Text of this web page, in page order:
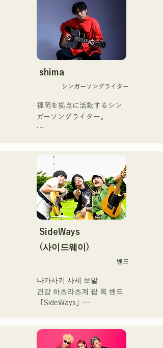
した、ノボせもんなべの応
援歌「ゴールデンブザー」
や、アメリカ留学時代の心
友とコライトした本格的カ
ントリーソング「Life Goes
それらの楽曲を揃えた自身
初のフルアルバム「ONE
2025.12.31にリリースし、
iTunesカントリーアルバム
て」、FBS「福岡く
ん。」、「発見らくちゃ
く！」やFUKUOKA
STREET PARTY、
Hannibal Halloween Music
Festival ,sunset live2019、
鷹祭Summer Boostイベン
トステージにも出演。MCと
してはRugby World
cup2019 Public viewing、競
輪日本一ダービーの場内ア
ナウンス、ラグビー女子日
本代表世界大会スタジアム
滑走屋場内アナウンス、ク
リスマスアドベント、イス
ユニット
コロナ禍に入り、音楽で山
口県を盛り上げたいという
思いからユニットを始動。
当初は動画配信サイトでの
活動のみだったが、2020年
12月より、山口県の地元イ
地元音楽イベントやライブ
ハウスを中心にパフォーマ
ンスをしている。
shima
シンガーソングライター
福岡を拠点に活動するシン
ガーソングライター。
ードの繊細さを併せ持つ楽
曲を届けている。
コンセプトは、「等身大の
ままで。僕とあなたのため
の音楽を。」気持ちが落ち
まう時こそ聴いてほしい。
自分自身も迷いや葛藤を抱
作り物ではなく、ありのま
まの感情や言葉をそのまま
音楽にしている。
2024年10月より音楽活動を
SideWays
(사이드웨이)
밴드
나가사키 사세 보발
건강 하츠라츠계 팝 록 밴드
「SideWays」
시 및 전국투어 감행